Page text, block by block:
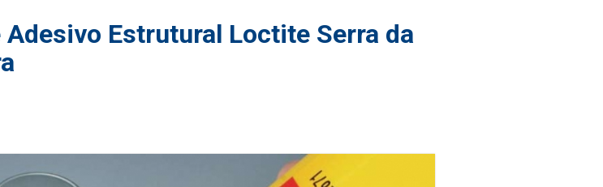
Adesivo Estrutural Loctite Serra da